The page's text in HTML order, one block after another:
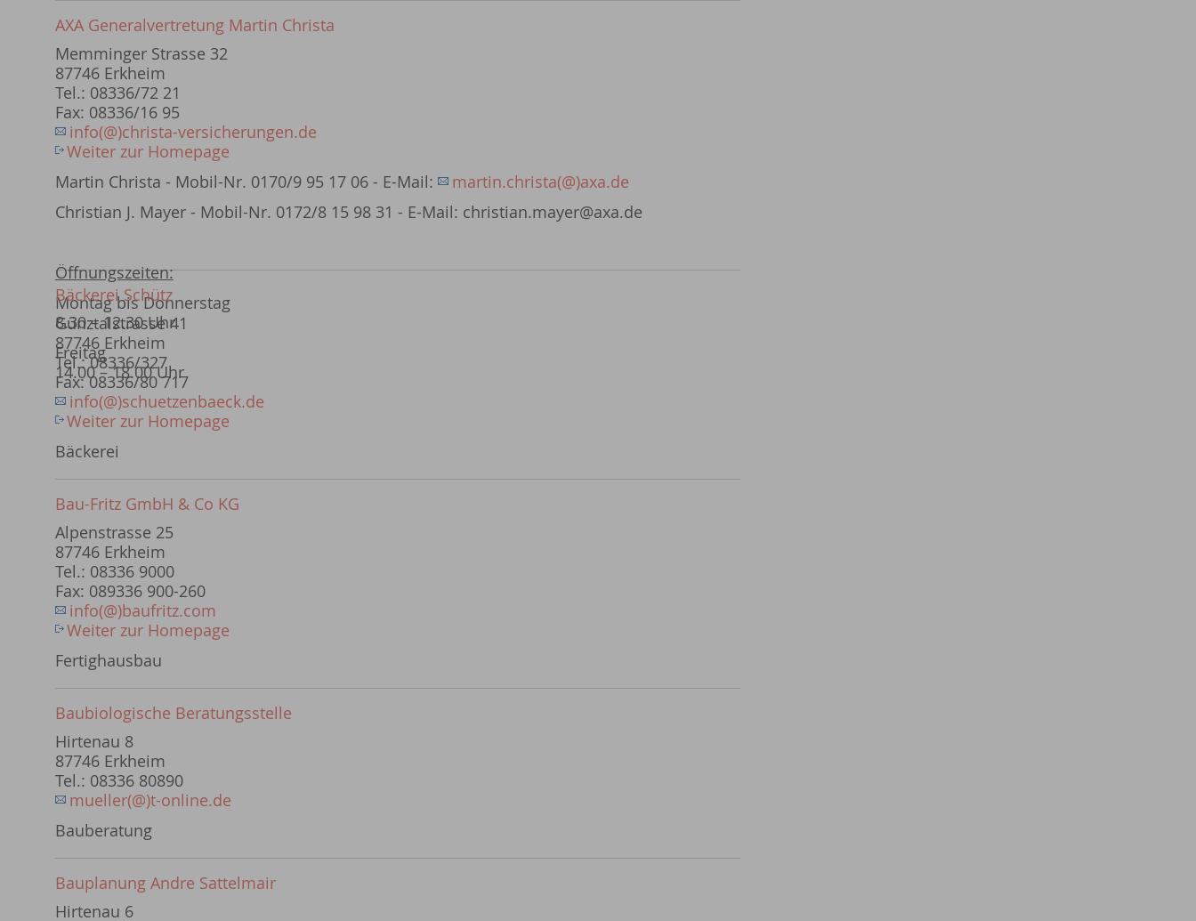
AXA Generalvertretung Martin Christa
Memminger Strasse 32
87746 Erkheim
Tel.: 08336/72 21
Fax: 08336/16 95
info(@)christa-versicherungen.de
Weiter zur Homepage
Martin Christa - Mobil-Nr. 0170/9 95 17 06 - E-Mail:
martin.christa(@)axa.de
Christian J. Mayer - Mobil-Nr. 0172/8 15 98 31 - E-Mail: christian.mayer@axa.de
Öffnungszeiten:
Montag bis Donnerstag
8.30 – 12.30 Uhr
Freitag
14.00 – 18.00 Uhr
Bäckerei Schütz
Günztalstrasse 41
87746 Erkheim
Tel.: 08336/327
Fax: 08336/80 717
info(@)schuetzenbaeck.de
Weiter zur Homepage
Bäckerei
Bau-Fritz GmbH & Co KG
Alpenstrasse 25
87746 Erkheim
Tel.: 08336 9000
Fax: 089336 900-260
info(@)baufritz.com
Weiter zur Homepage
Fertighausbau
Baubiologische Beratungsstelle
Hirtenau 8
87746 Erkheim
Tel.: 08336 80890
mueller(@)t-online.de
Bauberatung
Bauplanung Andre Sattelmair
Hirtenau 6